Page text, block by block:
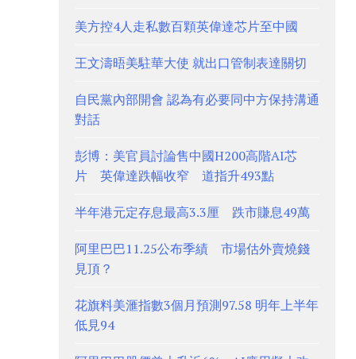
美方控4人走私數百顆英偉達芯片至中國
王文濤晤美駐華大使 就出口管制表達關切
自民黨內部開會 認為有必要同中方保持溝通
對話
彭博：美官員討論售中國H200高階AI芯
片 英偉達跌幅收窄 道指升493點
半年港元定存息最高3.3厘 跌市賺息49萬
阿里巴巴11.25公布季績 市場估外賣燒錢
見頂？
花旗料美滙指數3個月預測97.58 明年上半年
低見94